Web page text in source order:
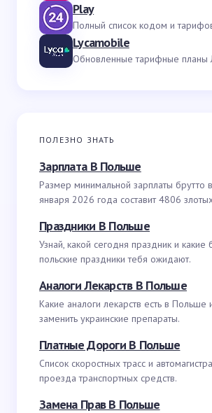
Play
Полный список кодом и
Lycamobile
Обновленные тарифные планы
ПОЛЕЗНО ЗНАТЬ
Зарплата В Польше
Размер минимальной зарплаты брутто
января 2026 года составит 4806
Праздники В Польше
Узнай, какой сегодня праздник и
польские праздники тебя ожидают.
Аналоги Лекарств В Польше
Какие аналоги лекарств есть в
заменить украинские препараты.
Платные Дороги В Польше
Список скоростных трасс и
проезда транспортных средств.
Замена Прав В Польше